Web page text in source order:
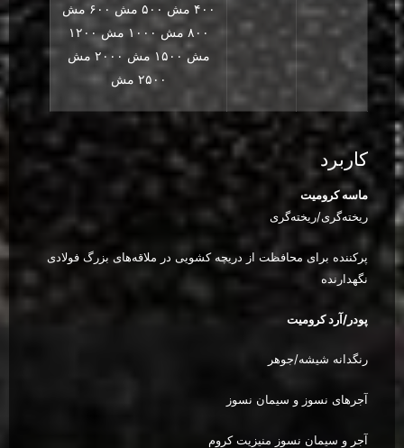
۴۰۰ مش ۵۰۰ مش ۶۰۰ مش
۸۰۰ مش ۱۰۰۰ مش ۱۲۰۰
مش ۱۵۰۰ مش ۲۰۰۰ مش
۲۵۰۰ مش
کاربرد
ماسه کرومیت
ریخته‌گری/ریخته‌گری
پرکننده برای محافظت از دریچه کشویی در ملاقه‌های بزرگ فولادی
نگهدارنده
پودر/آرد کرومیت
رنگدانه شیشه/جوهر
آجرهای نسوز و سیمان نسوز
آجر و سیمان نسوز منیزیت کروم